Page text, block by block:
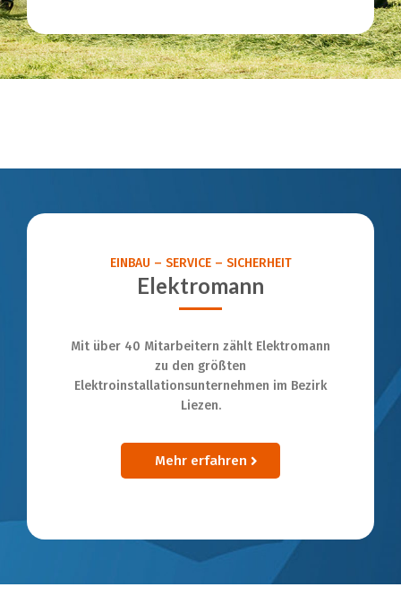
EINBAU – SERVICE – SICHERHEIT
Elektromann
Mit über 40 Mitarbeitern zählt Elektromann
zu den größten
Elektroinstallationsunternehmen im Bezirk
Liezen.
Mehr erfahren